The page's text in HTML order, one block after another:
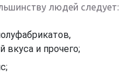
людей следует:
вкуса и прочего;